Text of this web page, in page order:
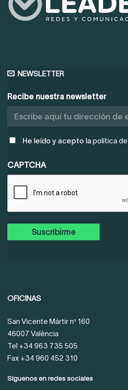
OFICINAS
San Vicente Mártir nº 160
46007 València
Tel +34 963 735 505
Fax +34 960 452 310
Síguenos en redes sociales
NEWSLETTER
Recibe nuestra newsletter
POLÍTICA
PRIVACIDAD
(OBLIGATORIO)
He leído y acepto la política
CAPTCHA